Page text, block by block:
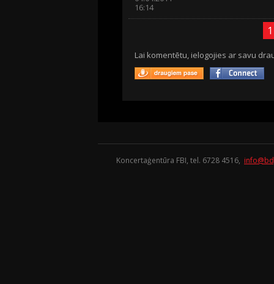
16:14
1
Lai komentētu, ielogojies ar savu
Koncertaģentūra FBI, tel. 6728 4516,